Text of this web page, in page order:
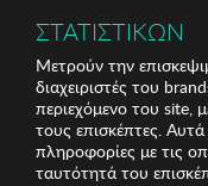
ΣΤΑΤΙΣΤΙΚΩΝ
Μετρούν την
διαχειριστές του
περιεχόμενο του site,
τους επισκέπτες.
πληροφορίες με τις
ταυτότητά του